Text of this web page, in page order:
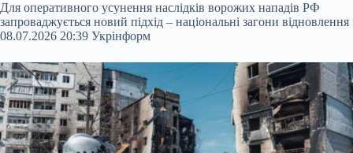
Для оперативного усунення наслідків ворожих нападів РФ
запроваджується новий підхід – національні загони відновлення
08.07.2026 20:39 Укрінформ